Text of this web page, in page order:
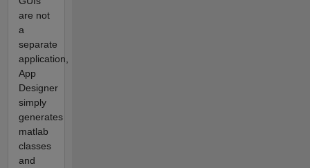
are not
a
separate
application,
App
Designer
simply
generates
matlab
classes
and